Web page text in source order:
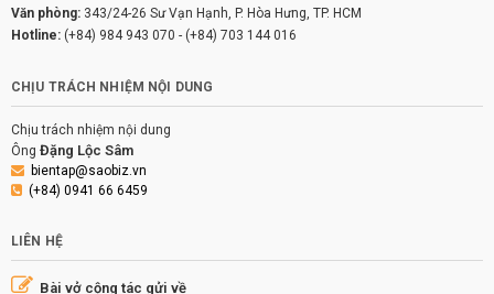
Văn phòng: 343/24-26 Sư Vạn Hạnh, P. Hòa Hưng, TP. HCM
Hotline: (+84) 984 943 070 - (+84) 703 144 016
CHỊU TRÁCH NHIỆM NỘI DUNG
Chịu trách nhiệm nội dung
Ông Đặng Lộc Sâm
bientap@saobiz.vn
(+84) 0941 66 6459
LIÊN HỆ
Bài vở cộng tác gửi về